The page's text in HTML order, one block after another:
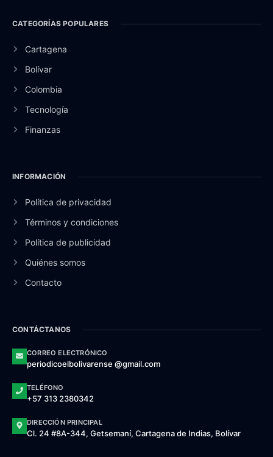
CATEGORÍAS POPULARES
Cartagena
Bolívar
Colombia
Tecnología
Finanzas
INFORMACIÓN
Política de privacidad
Términos y condiciones
Política de publicidad
Quiénes somos
Contacto
CONTÁCTANOS
CORREO ELECTRÓNICO
periodicoelbolivarense @gmail.com
TELÉFONO
+57 313 2380342
DIRECCIÓN PRINCIPAL
Cl. 24 #8A-344, Getsemaní, Cartagena de Indias, Bolívar